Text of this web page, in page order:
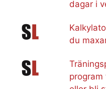
dagar i
du